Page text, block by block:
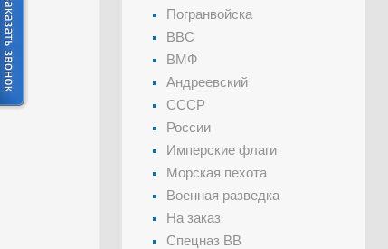
Погранвойска
ВВС
ВМФ
Андреевский
СССР
России
Имперские флаги
Морская пехота
Военная разведка
На заказ
Спецназ ВВ